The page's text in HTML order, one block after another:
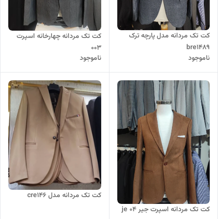
کت تک مردانه مدل پارچه ترک
bre1489
ناموجود
کت تک مردانه چهارخانه اسپرت
003
ناموجود
کت تک مردانه اسپرت جیر je 04
کت تک مردانه مدل cre146